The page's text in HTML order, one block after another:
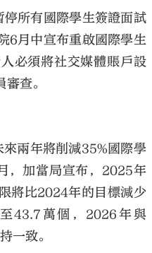
所有國際學生簽證面試
6月中宣布重啟國際學生
必須將社交媒體賬戶設
查。
兩年將削減35%國際學
，加當局宣布，2025年
將比2024年的目標減少
43.7萬個，2026年與
一致。